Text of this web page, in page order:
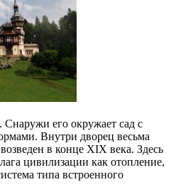
его окружает сад с
Внутри дворец весьма
в конце XIX века. Здесь
цивилизации как отопление,
типа встроенного